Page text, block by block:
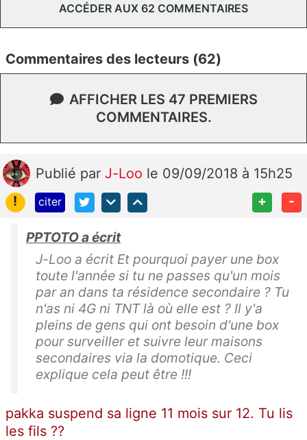
ACCÉDER AUX 62 COMMENTAIRES
Commentaires des lecteurs (62)
AFFICHER LES 47 PREMIERS
COMMENTAIRES.
Publié par J-Loo le 09/09/2018 à 15h25
!
citer + -
PPTOTO a écrit
J-Loo a écrit Et pourquoi payer une box
toute l'année si tu ne passes qu'un mois
par an dans ta résidence secondaire ? Tu
n'as ni 4G ni TNT là où elle est ? Il y'a
pleins de gens qui ont besoin d'une box
pour surveiller et suivre leur maisons
secondaires via la domotique. Ceci
explique cela peut être !!!
pakka suspend sa ligne 11 mois sur 12. Tu lis
les fils ??